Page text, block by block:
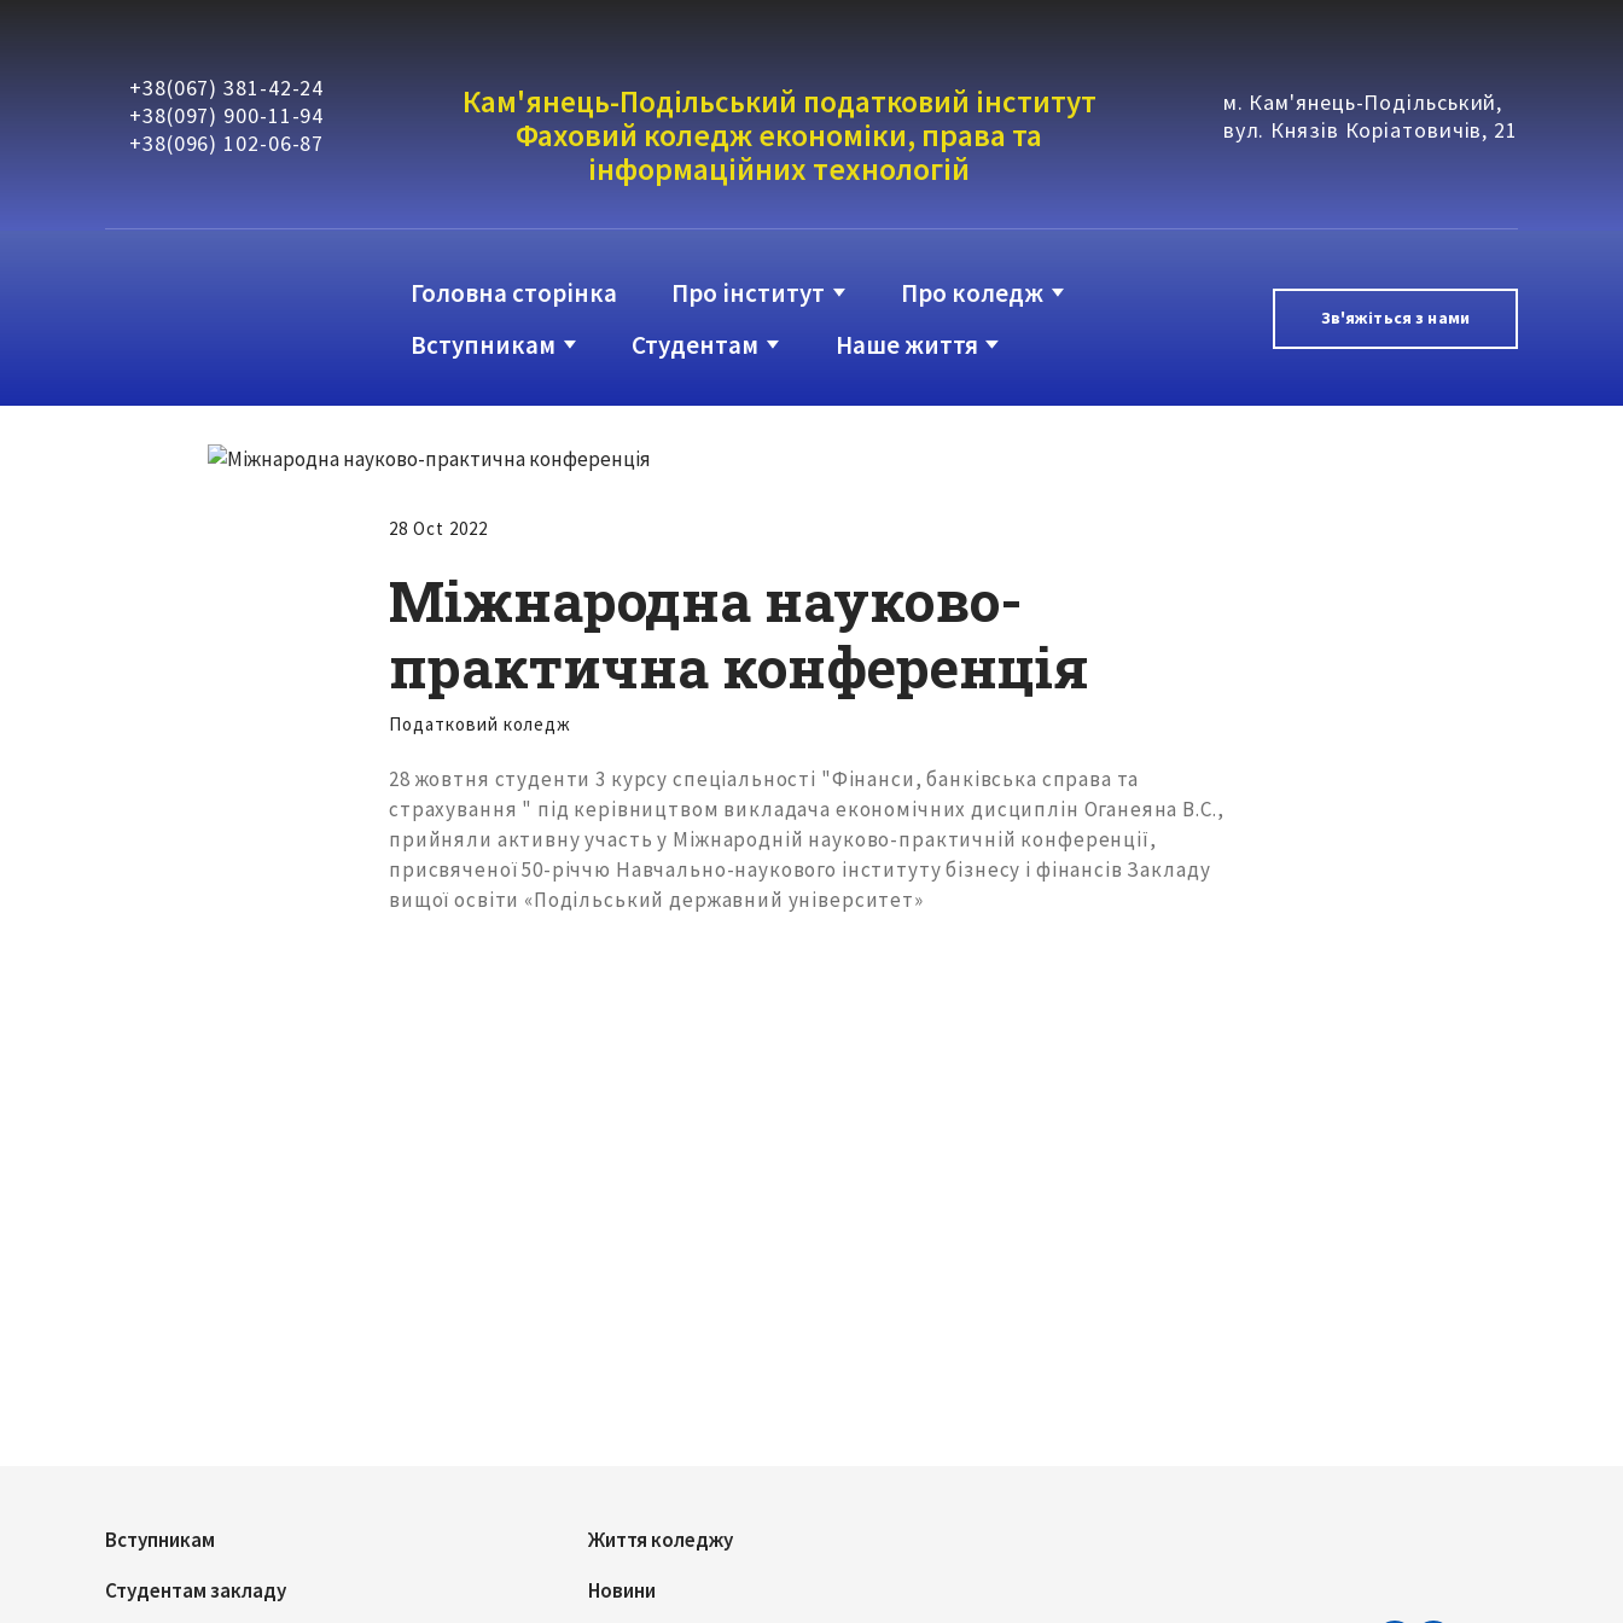
+38(067) 381-42-24
+38(097) 900-11-94
+38(096) 102-06-87
Кам'янець-Подільський податковий інститут
Фаховий коледж економіки, права та
інформаційних технологій
м. Кам'янець-Подільський,
вул. Князів Коріатовичів, 21
Головна сторінка Про інститут
Про коледж
Вступникам
Студентам Наше життя
Зв'яжіться з нами
28 Oct 2022
Міжнародна науково-
практична конференція
Податковий коледж
28 жовтня студенти 3 курсу спеціальності "Фінанси, банківська справа та
страхування " під керівництвом викладача економічних дисциплін Оганеяна В.С.,
прийняли активну участь у Міжнародній науково-практичній конференції,
присвяченої 50-річчю Навчально-наукового інституту бізнесу і фінансів Закладу
вищої освіти «Подільський державний університет»
Вступникам
Студентам закладу
Життя коледжу
Новини